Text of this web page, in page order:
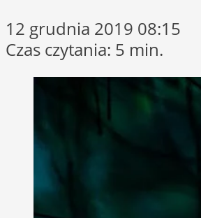
12 grudnia 2019 08:15
Czas czytania: 5 min.